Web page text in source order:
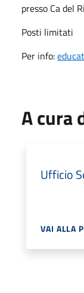
presso Ca del
Posti limitati
Per info:
A cura
Ufficio
VAI ALLA